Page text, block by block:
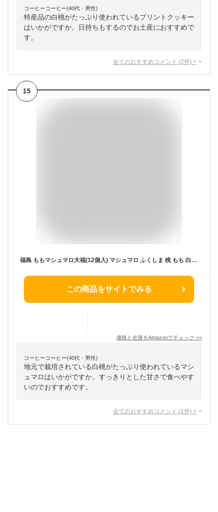
コーヒーコーヒー(40代・男性)
特産品の白桃がたっぷり使われているプリントクッキー
はいかがですか。日持ちもするのでお土産におすすめで
す。
全てのおすすめコメント (2件) >
15
福島 ももマシュマロ大福(12個入) マシュマロ ふくしま 桃 もも 白桃 大福 福島の桃 桃マシュマロ 福島桃果汁 福島土産 おみやげ お土産 三宝製菓
この商品をサイトでみる
価格と在庫をAmazonでチェック >>
コーヒーコーヒー(40代・男性)
地元で栽培されている白桃がたっぷり使われているマシ
ュマロはいかがですか。すっきりとした甘さで食べやす
いのでおすすめです。
全てのおすすめコメント (1 件) >